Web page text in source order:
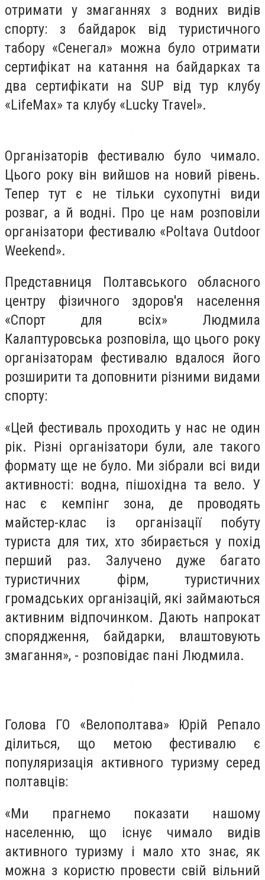
отримати у змаганнях з водних видів
спорту: з байдарок від туристичного
табору «Сенегал» можна було отримати
сертифікат на катання на байдарках та
два сертифікати на SUP від тур клубу
«LifeMax» та клубу «Lucky Travel».
Організаторів фестивалю було чимало.
Цього року він вийшов на новий рівень.
Тепер тут є не тільки сухопутні види
розваг, а й водні. Про це нам розповіли
організатори фестивалю «Poltava Outdoor
Weekend».
Представниця Полтавського обласного
центру фізичного здоров'я населення
«Спорт для всіх» Людмила
Калаптуровська розповіла, що цього року
організаторам фестивалю вдалося його
розширити та доповнити різними видами
спорту:
«Цей фестиваль проходить у нас не один
рік. Різні організатори були, але такого
формату ще не було. Ми зібрали всі види
активності: водна, пішохідна та вело. У
нас є кемпінг зона, де проводять
майстер-клас із організації побуту
туриста для тих, хто збирається у похід
перший раз. Залучено дуже багато
туристичних фірм, туристичних
громадських організацій, які займаються
активним відпочинком. Дають напрокат
спорядження, байдарки, влаштовують
змагання», - розповідає пані Людмила.
Голова ГО «Велополтава» Юрій Репало
ділиться, що метою фестивалю є
популяризація активного туризму серед
полтавців:
«Ми прагнемо показати нашому
населенню, що існує чимало видів
активного туризму і мало хто знає, як
можна з користю провести свій вільний